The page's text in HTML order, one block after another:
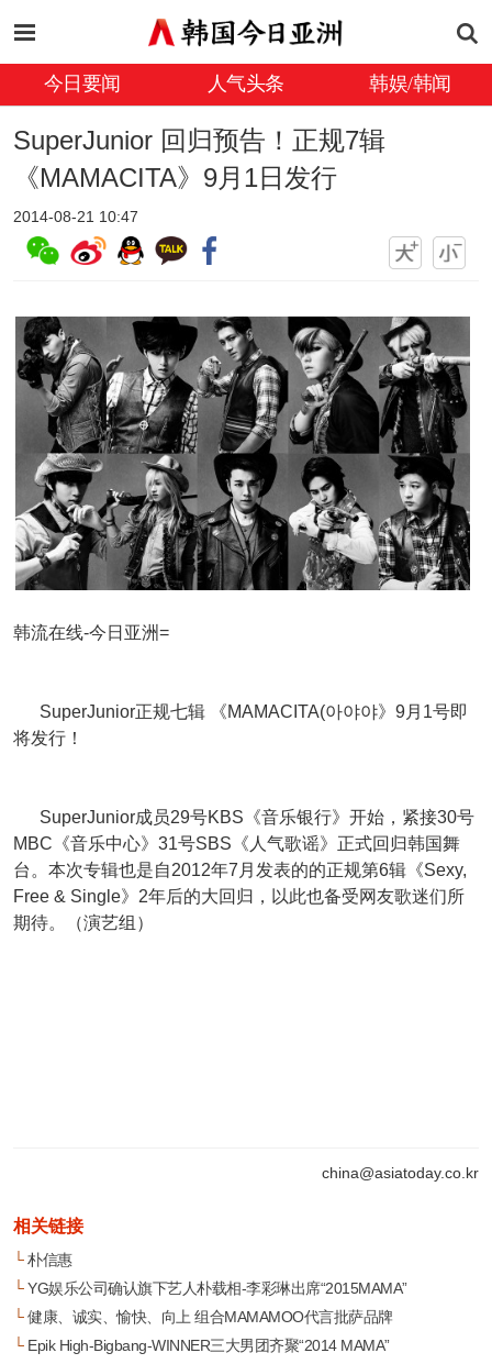
今日要闻 人气头条 韩娱/韩闻
SuperJunior 回归预告！正规7辑
《MAMACITA》9月1日发行
2014-08-21 10:47
韩流在线-今日亚洲=
SuperJunior正规七辑 《MAMACITA(아야야》9月1号即
将发行！
SuperJunior成员29号KBS《音乐银行》开始，紧接30号
MBC《音乐中心》31号SBS《人气歌谣》正式回归韩国舞
台。本次专辑也是自2012年7月发表的的正规第6辑《Sexy,
Free & Single》2年后的大回归，以此也备受网友歌迷们所
期待。（演艺组）
china@asiatoday.co.kr
相关链接
└朴信惠
└YG娱乐公司确认旗下艺人朴载相-李彩琳出席“2015MAMA”
└健康、诚实、愉快、向上 组合MAMAMOO代言批萨品牌
└Epik High-Bigbang-WINNER三大男团齐聚“2014 MAMA”